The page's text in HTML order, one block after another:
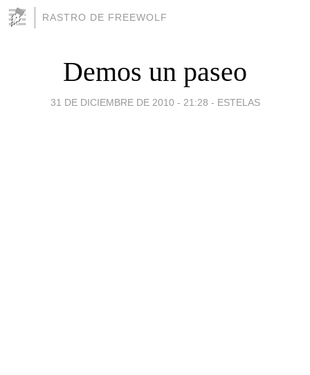
RASTRO DE FREEWOLF
Demos un paseo
31 DE DICIEMBRE DE 2010 - 21:28 - ESTELAS